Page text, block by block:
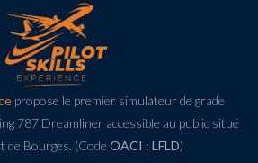
propose le premier simulateur de grade
787 Dreamliner accessible au public situé
de Bourges. (Code OACI : LFLD)